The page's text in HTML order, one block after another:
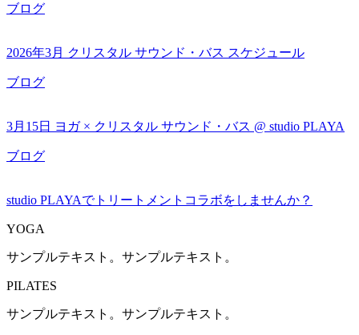
ブログ
2026年3月 クリスタル サウンド・バス スケジュール
ブログ
3月15日 ヨガ × クリスタル サウンド・バス @ studio PLAYA
ブログ
studio PLAYAでトリートメントコラボをしませんか？
YOGA
サンプルテキスト。サンプルテキスト。
PILATES
サンプルテキスト。サンプルテキスト。